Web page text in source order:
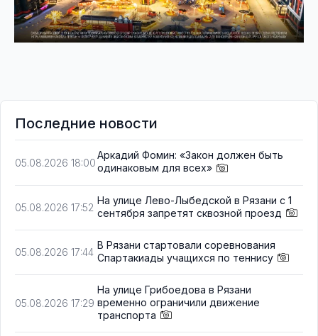
Последние новости
05.08.2026 18:00
Аркадий Фомин: «Закон должен быть
одинаковым для всех»
05.08.2026 17:52
На улице Лево-Лыбедской в Рязани с 1
сентября запретят сквозной проезд
05.08.2026 17:44
В Рязани стартовали соревнования
Спартакиады учащихся по теннису
05.08.2026 17:29
На улице Грибоедова в Рязани
временно ограничили движение
транспорта